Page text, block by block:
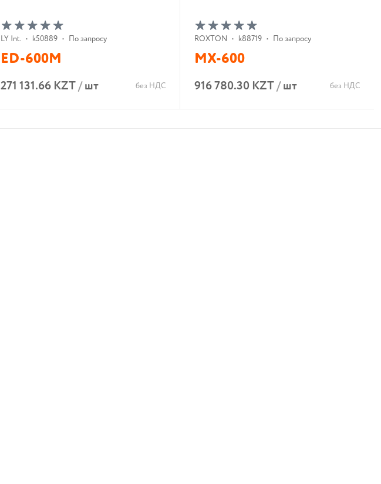
В корзину В корзину
LY Int. • k50889 • По запросу
ED-600M
271 131.66 KZT/шт без НДС
ROXTON • k88719 • По запросу
MX-600
916 780.30 KZT/шт без НДС